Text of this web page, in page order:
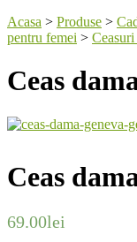
Acasa > Produse >
pentru femei >
Ceas
Ceas
69.00lei